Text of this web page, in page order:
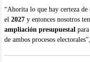
“Ahorita lo que hay certeza de
el 2027y entonces nosotros
ampliación presupuestal
de ambos procesos